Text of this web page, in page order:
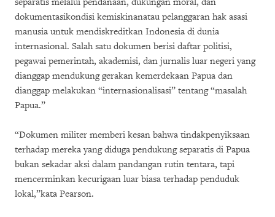
dokumentasikondisi kemiskinanatau pelanggaran hak asasi
manusia untuk mendiskreditkan Indonesia di dunia
internasional. Salah satu dokumen berisi daftar politisi,
pegawai pemerintah, akademisi, dan jurnalis luar negeri yang
dianggap mendukung gerakan kemerdekaan Papua dan
dianggap melakukan “internasionalisasi” tentang “masalah
Papua.”
“Dokumen militer memberi kesan bahwa tindakpenyiksaan
terhadap mereka yang diduga pendukung separatis di Papua
bukan sekadar aksi dalam pandangan rutin tentara, tapi
mencerminkan kecurigaan luar biasa terhadap penduduk
lokal,”kata Pearson.